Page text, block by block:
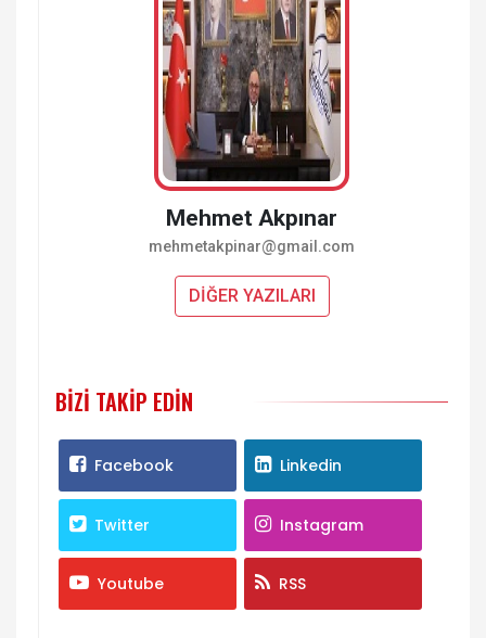
Mehmet Akpınar
mehmetakpinar@gmail.com
DİĞER YAZILARI
BIZI TAKIP EDIN
Facebook Linkedin
Twitter Instagram
Youtube RSS